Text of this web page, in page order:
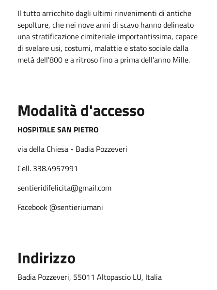
Il tutto arricchito dagli ultimi rinvenimenti di antiche
sepolture, che nei nove anni di scavo hanno delineato
una stratificazione cimiteriale importantissima, capace
di svelare usi, costumi, malattie e stato sociale dalla
metà dell'800 e a ritroso fino a prima dell'anno Mille.
Modalità d'accesso
HOSPITALE SAN PIETRO
via della Chiesa - Badia Pozzeveri
Cell. 338.4957991
sentieridifelicita@gmail.com
Facebook @sentieriumani
Indirizzo
Badia Pozzeveri, 55011 Altopascio LU, Italia